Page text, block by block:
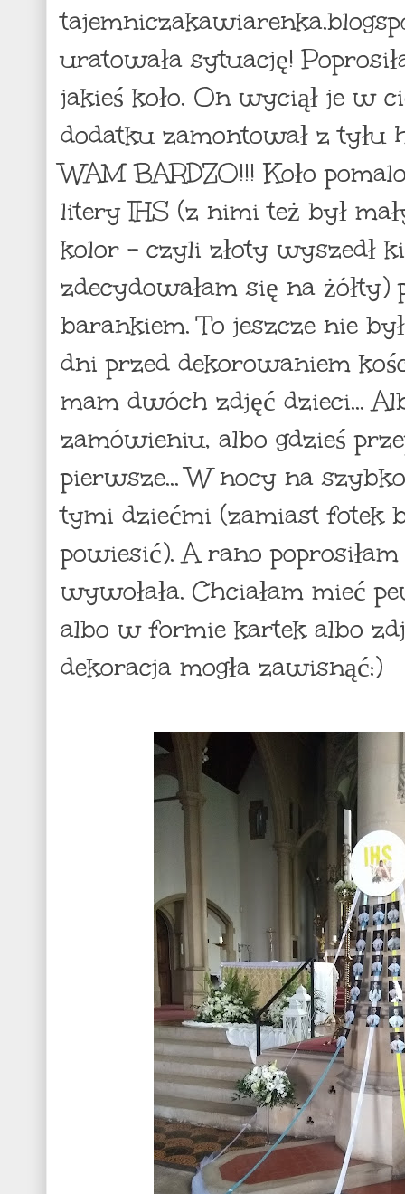
uratowała sytuację!
jakieś koło. On wyciął je w
dodatku zamontował z tyłu
WAM BARDZO!!! Koło
litery IHS (z nimi też był
kolor - czyli złoty wyszedł
zdecydowałam się na żółty)
barankiem. To jeszcze nie
dni przed dekorowaniem
mam dwóch zdjęć dzieci...
zamówieniu, albo gdzieś
pierwsze... W nocy na
tymi dziećmi (zamiast fotek
powiesić). A rano
wywołała. Chciałam mieć
albo w formie kartek albo
dekoracja mogła zawisnąć:)